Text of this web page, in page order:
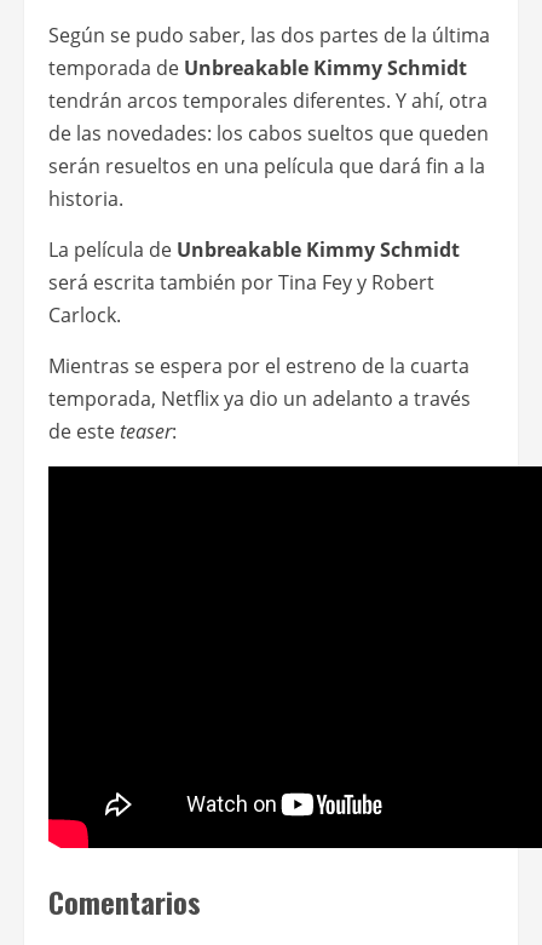
Según se pudo saber, las dos partes de la última
temporada de Unbreakable Kimmy Schmidt
tendrán arcos temporales diferentes. Y ahí, otra
de las novedades: los cabos sueltos que queden
serán resueltos en una película que dará fin a la
historia.
La película de Unbreakable Kimmy Schmidt
será escrita también por Tina Fey y Robert
Carlock.
Mientras se espera por el estreno de la cuarta
temporada, Netflix ya dio un adelanto a través
de esteteaser:
Comentarios